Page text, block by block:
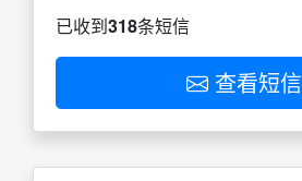
已收到318条短信
查看短信